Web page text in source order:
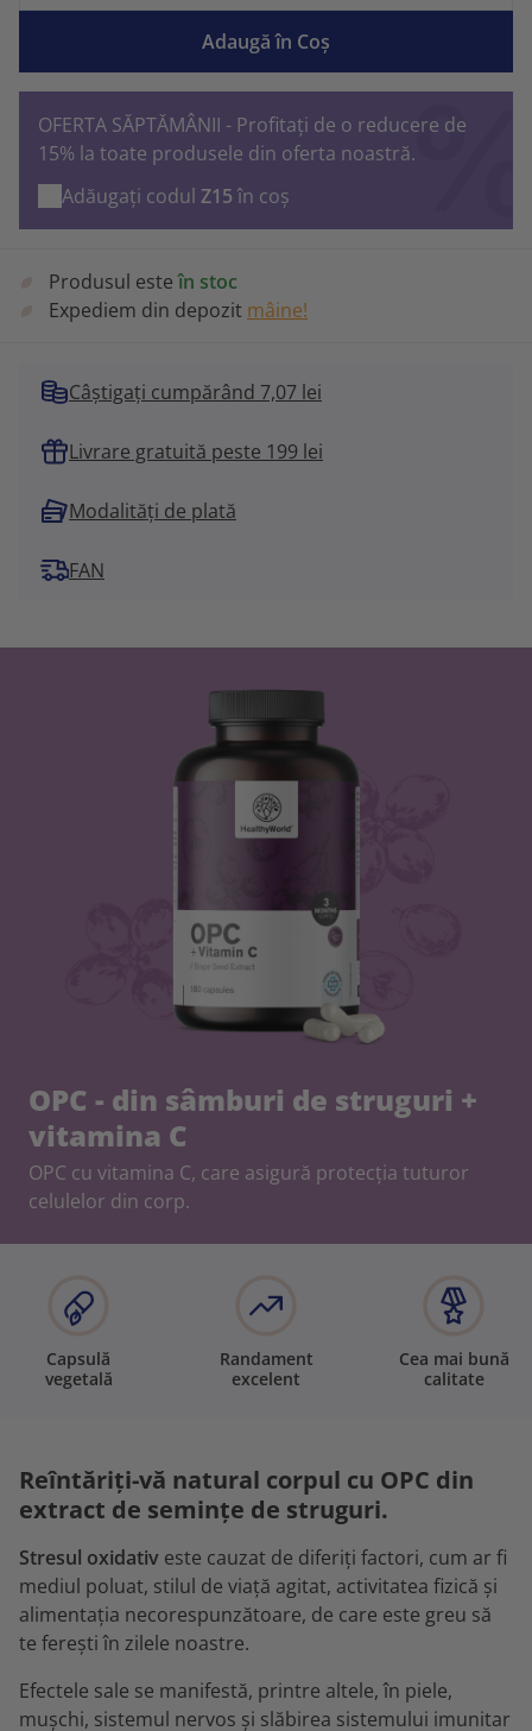
Adaugă în Coş
OFERTA SĂPTĂMÂNII - Profitați de o reducere de
15% la toate produsele din oferta noastră.
Adăugați codul Z15 în coș
Produsul esteîn stoc
Expediem din depozit mâine!
Câștigați cumpărând 7,07 lei
Livrare gratuită peste 199 lei
Modalități de plată
FAN
OPC - din sâmburi de struguri +
vitamina C
OPC cu vitamina C, care asigură protecția tuturor
celulelor din corp.
Capsulă
vegetală
Randament
excelent
Cea mai bună
calitate
Reîntăriți-vă natural corpul cu OPC din
extract de semințe de struguri.
Stresul oxidativ este cauzat de diferiți factori, cum ar fi
mediul poluat, stilul de viață agitat, activitatea fizică și
alimentația necorespunzătoare, de care este greu să
te ferești în zilele noastre.
Efectele sale se manifestă, printre altele, în piele,
mușchi, sistemul nervos și slăbirea sistemului imunitar